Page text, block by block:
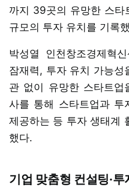
까지 39곳의 유망한 스
규모의 투자 유치를 기록
박성열 인천창조경제혁
잠재력, 투자 유치 가능
관 없이 유망한 스타트업
사를 통해 스타트업과 투
제공하는 등 투자 생태계
했다.
기업 맞춤형 컨설팅·